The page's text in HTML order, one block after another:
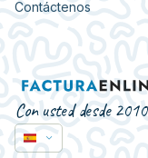
Contáctenos
Con usted desde 2010